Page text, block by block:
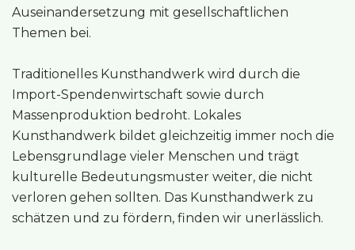
Auseinandersetzung mit gesellschaftlichen
Themen bei.
Traditionelles Kunsthandwerk wird durch die
Import-Spendenwirtschaft sowie durch
Massenproduktion bedroht. Lokales
Kunsthandwerk bildet gleichzeitig immer noch die
Lebensgrundlage vieler Menschen und trägt
kulturelle Bedeutungsmuster weiter, die nicht
verloren gehen sollten. Das Kunsthandwerk zu
schätzen und zu fördern, finden wir unerlässlich.